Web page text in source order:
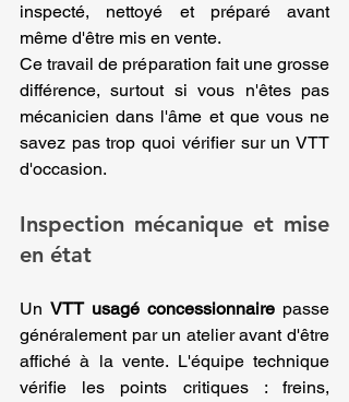
inspecté, nettoyé et préparé avant
même d'être mis en vente.
Ce travail de préparation fait une grosse
différence, surtout si vous n'êtes pas
mécanicien dans l'âme et que vous ne
savez pas trop quoi vérifier sur un VTT
d'occasion.
Inspection mécanique et mise
en état
Un VTT usagé concessionnaire passe
généralement par un atelier avant d'être
affiché à la vente. L'équipe technique
vérifie les points critiques : freins,